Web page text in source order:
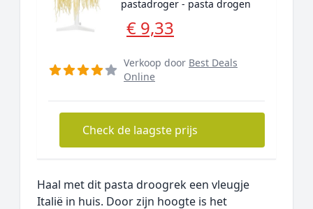
pastadroger - pasta drogen
€ 9,33
Verkoop door Best Deals
Online
Check de laagste prijs
Haal met dit pasta droogrek een vleugje
Italië in huis. Door zijn hoogte is het